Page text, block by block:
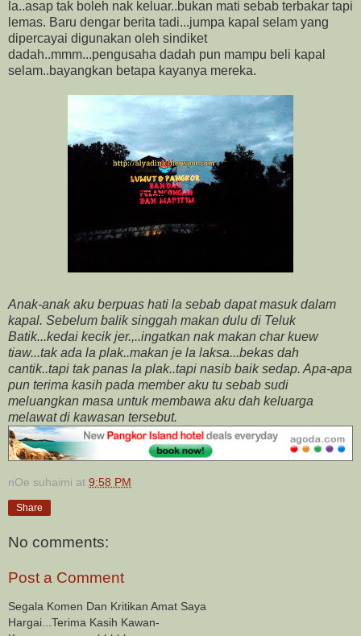
la..asap tak boleh nak keluar..bukan mati sebab terbakar tapi
lemas. Baru dengar berita tadi...jumpa kapal selam yang
dipercayai digunakan oleh sindiket
dadah..mmm...pengusaha dadah pun mampu beli kapal
selam..bayangkan betapa kayanya mereka.
Anak-anak aku berpuas hati la sebab dapat masuk dalam
kapal. Sebelum balik singgah makan dulu di Teluk
Batik...kedai kecik jer.,..ingatkan nak makan char kuew
tiaw...tak ada la plak..makan je la laksa...bekas dah
cantik..tapi tak panas la plak..tapi nasib baik sedap. Apa-apa
pun terima kasih pada member aku tu sebab sudi
meluangkan masa untuk membawa aku dah keluarga
melawat di kawasan tersebut.
nOe suhaimi at 9:58 PM
Share
No comments:
Post a Comment
Segala Komen Dan Kritikan Amat Saya
Hargai...Terima Kasih Kawan-